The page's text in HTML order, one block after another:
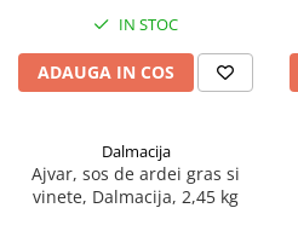
Spania / Cipru / Africa
Sare de mare din Oceanele Pacific
Sare de roca
Prajitore paine
Gratare
IN STOC
ADAUGA IN COS
Dalmacija
Ajvar, sos de ardei gras si
vinete, Dalmacija, 2,45 kg